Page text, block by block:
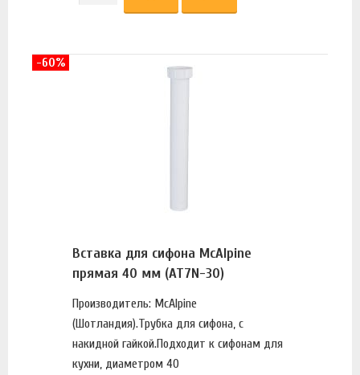
Вставка для сифона McAlpine
прямая 40 мм (AT7N-30)
Производитель: McAlpine
(Шотландия).Трубка для сифона, с
накидной гайкой.Подходит к сифонам для
кухни, диаметром 40
-60%